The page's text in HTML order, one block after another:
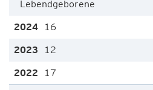
Lebendgeborene
16
12
17